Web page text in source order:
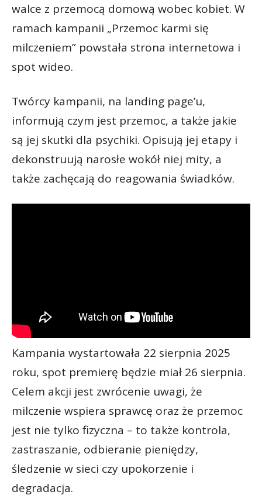
walce z przemocą domową wobec kobiet. W
ramach kampanii „Przemoc karmi się
milczeniem” powstała strona internetowa i
spot wideo.
Twórcy kampanii, na landing page’u,
informują czym jest przemoc, a także jakie
są jej skutki dla psychiki. Opisują jej etapy i
dekonstruują narosłe wokół niej mity, a
także zachęcają do reagowania świadków.
Kampania wystartowała 22 sierpnia 2025
roku, spot premierę będzie miał 26 sierpnia.
Celem akcji jest zwrócenie uwagi, że
milczenie wspiera sprawcę oraz że przemoc
jest nie tylko fizyczna – to także kontrola,
zastraszanie, odbieranie pieniędzy,
śledzenie w sieci czy upokorzenie i
degradacja.